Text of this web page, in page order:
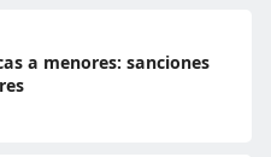
a menores: sanciones